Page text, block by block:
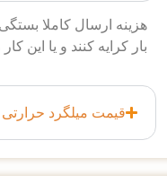
هزینه ارسال کاملا
بار کرایه کنند و یا این
قیمت میلگرد